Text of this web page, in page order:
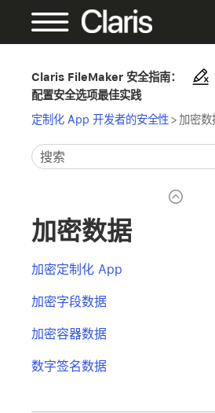
Claris FileMaker 安全指南：
配置安全选项最佳实践
定制化 App 开发者的安全性> 加密数
加密数据
加密定制化 App
加密字段数据
加密容器数据
数字签名数据